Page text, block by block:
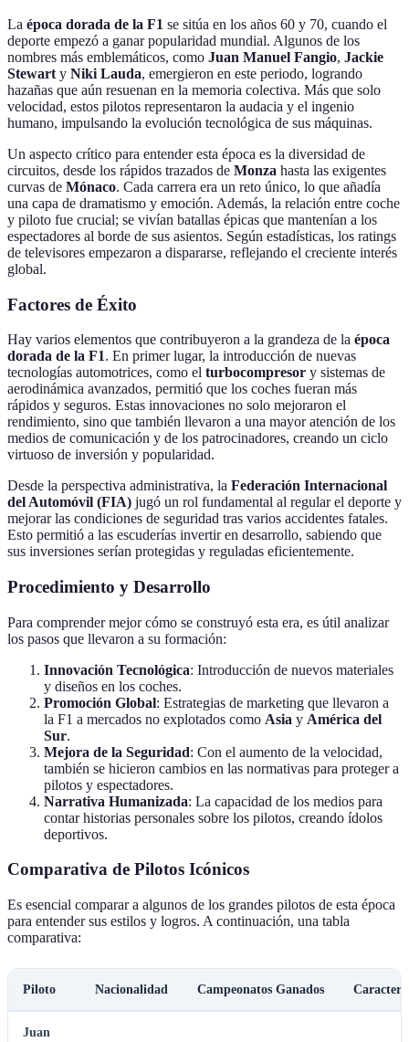
La época dorada de la F1 se sitúa en los años 60 y 70, cuando el
deporte empezó a ganar popularidad mundial. Algunos de los
nombres más emblemáticos, como Juan Manuel Fangio, Jackie
Stewart y Niki Lauda, emergieron en este periodo, logrando
hazañas que aún resuenan en la memoria colectiva. Más que solo
velocidad, estos pilotos representaron la audacia y el ingenio
humano, impulsando la evolución tecnológica de sus máquinas.
Un aspecto crítico para entender esta época es la diversidad de
circuitos, desde los rápidos trazados de Monza hasta las exigentes
curvas de Mónaco. Cada carrera era un reto único, lo que añadía
una capa de dramatismo y emoción. Además, la relación entre coche
y piloto fue crucial; se vivían batallas épicas que mantenían a los
espectadores al borde de sus asientos. Según estadísticas, los ratings
de televisores empezaron a dispararse, reflejando el creciente interés
global.
Factores de Éxito
Hay varios elementos que contribuyeron a la grandeza de la época
dorada de la F1. En primer lugar, la introducción de nuevas
tecnologías automotrices, como el turbocompresor y sistemas de
aerodinámica avanzados, permitió que los coches fueran más
rápidos y seguros. Estas innovaciones no solo mejoraron el
rendimiento, sino que también llevaron a una mayor atención de los
medios de comunicación y de los patrocinadores, creando un ciclo
virtuoso de inversión y popularidad.
Desde la perspectiva administrativa, la Federación Internacional
del Automóvil (FIA) jugó un rol fundamental al regular el deporte y
mejorar las condiciones de seguridad tras varios accidentes fatales.
Esto permitió a las escuderías invertir en desarrollo, sabiendo que
sus inversiones serían protegidas y reguladas eficientemente.
Procedimiento y Desarrollo
Para comprender mejor cómo se construyó esta era, es útil analizar
los pasos que llevaron a su formación:
Innovación Tecnológica: Introducción de nuevos materiales
y diseños en los coches.
Promoción Global: Estrategias de marketing que llevaron a
la F1 a mercados no explotados como Asia y América del
Sur.
Mejora de la Seguridad: Con el aumento de la velocidad,
también se hicieron cambios en las normativas para proteger a
pilotos y espectadores.
Narrativa Humanizada: La capacidad de los medios para
contar historias personales sobre los pilotos, creando ídolos
deportivos.
Comparativa de Pilotos Icónicos
Es esencial comparar a algunos de los grandes pilotos de esta época
para entender sus estilos y logros. A continuación, una tabla
comparativa:
Piloto Nacionalidad Campeonatos Ganados
Juan